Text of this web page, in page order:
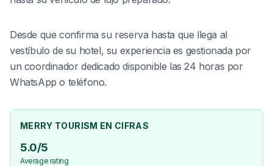
Desde que confirma su reserva hasta que llega al
vestíbulo de su hotel, su experiencia es gestionada por
un coordinador dedicado disponible las 24 horas por
WhatsApp o teléfono.
MERRY TOURISM EN CIFRAS
5.0/5
Average rating